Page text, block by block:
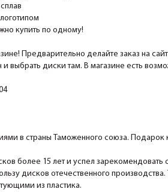
купить по одному!
Предварительно делайте заказ на
выбрать диски там. В магазине есть
в страны Таможенного союза.
более 15 лет и успел
дисков отечественного
из пластика.